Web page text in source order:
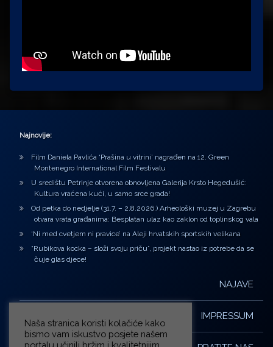
Najnovije:
Film Daniela Pavlića ‘Prašina u vitrini’ nagrađen na 12. Green
Montenegro International Film Festivalu
U središtu Petrinje otvorena obnovljena Galerija Krsto Hegedušić:
Kultura vraćena kući, u samo srce grada!
Od petka do nedjelje (31.7. – 2.8.2026.) Arheološki muzej u Zagrebu
otvara vrata građanima: Besplatan ulaz kao zaklon od toplinskog vala
‘Ni med cvetjem ni pravice’ na Aleji hrvatskih sportskih velikana
“Rubikova kocka – složi svoju priču”, projekt nastao iz potrebe da se
čuje glas djece!
NAJAVE
IMPRESSUM
Naša stranica koristi kolačiće kako
bismo vam iskustvo posjete našem
portalu učinili bržim i kvalitetnijim.